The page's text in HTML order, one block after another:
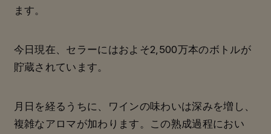
ます。
今日現在、セラーにはおよそ2,500万本のボトルが
貯蔵されています。
月日を経るうちに、ワインの味わいは深みを増し、
複雑なアロマが加わります。この熟成過程におい